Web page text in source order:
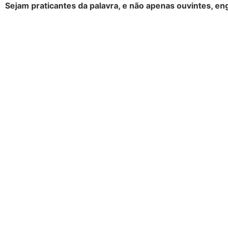
Sejam praticantes da palavra, e não apenas ouvintes,